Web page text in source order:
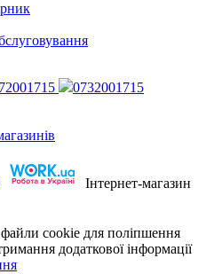
0732001715
Інтернет-магазин
cookie для поліпшення
додаткової інформації